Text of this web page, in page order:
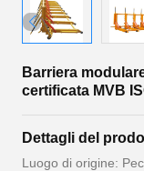
Barriera
certificata MVB
Dettagli del
Luogo di origine: